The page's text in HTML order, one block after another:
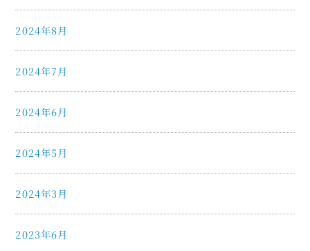
2024年8月
2024年7月
2024年6月
2024年5月
2024年3月
2023年6月